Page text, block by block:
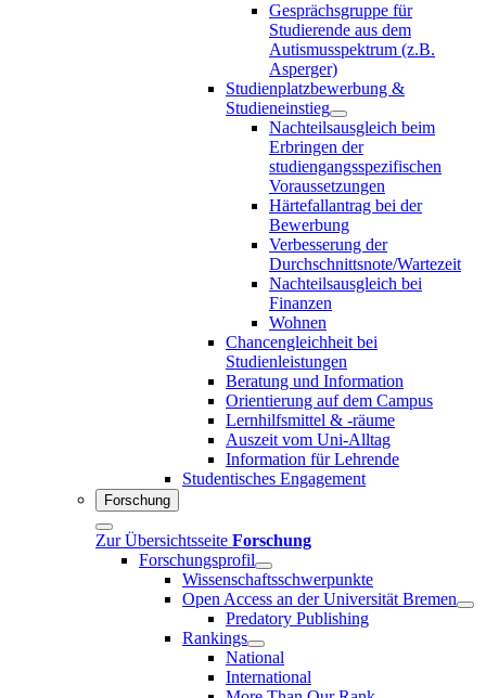
Gesprächsgruppe für
Studierende aus dem
Autismusspektrum (z.B.
Asperger)
Studienplatzbewerbung &
Studieneinstieg
Nachteilsausgleich beim
Erbringen der
studiengangsspezifischen
Voraussetzungen
Härtefallantrag bei der
Bewerbung
Verbesserung der
Durchschnittsnote/Wartezeit
Nachteilsausgleich bei
Finanzen
Wohnen
Chancengleichheit bei
Studienleistungen
Beratung und Information
Orientierung auf dem Campus
Lernhilfsmittel & -räume
Auszeit vom Uni-Alltag
Information für Lehrende
Studentisches Engagement
Forschung
Zur Übersichtsseite Forschung
Forschungsprofil
Wissenschaftsschwerpunkte
Open Access an der Universität Bremen
Predatory Publishing
Rankings
National
International